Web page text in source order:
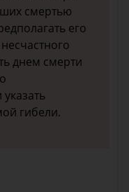
смертью
его
днем смерти
гибели.